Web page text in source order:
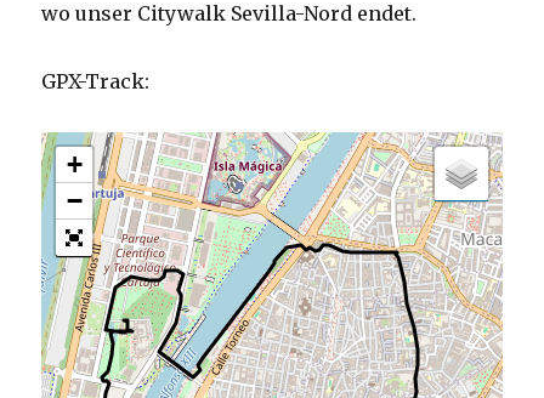
wo unser Citywalk Sevilla-Nord endet.
GPX-Track:
+
−